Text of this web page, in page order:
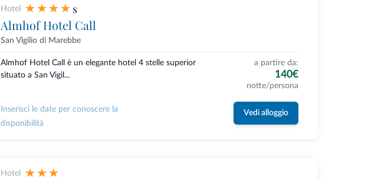
Hotel s
Almhof Hotel Call
San Vigilio di Marebbe
Almhof Hotel Call è un elegante hotel 4 stelle superior
situato a San Vigil...
a partire da:
140€
notte/persona
Inserisci le date per conoscere la
disponibilità
Vedi alloggio
Hotel